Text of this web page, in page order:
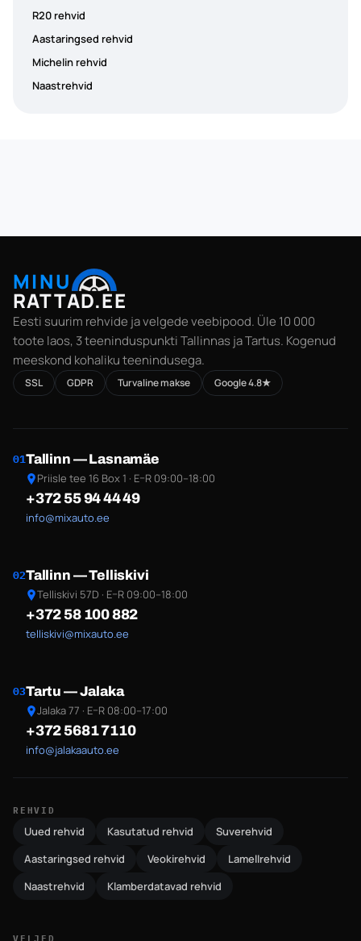
R20 rehvid
Aastaringsed rehvid
Michelin rehvid
Naastrehvid
MINU
RATTAD.EE
Eesti suurim rehvide ja velgede veebipood. Üle 10 000
toote laos, 3 teeninduspunkti Tallinnas ja Tartus. Kogenud
meeskond kohaliku teenindusega.
SSL GDPR Turvaline makse Google 4.8★
01Tallinn — Lasnamäe
Priisle tee 16 Box 1 · E–R 09:00–18:00
+372 55 94 44 49
info@mixauto.ee
02Tallinn — Telliskivi
Telliskivi 57D · E–R 09:00–18:00
+372 58 100 882
telliskivi@mixauto.ee
03Tartu — Jalaka
Jalaka 77 · E–R 08:00–17:00
+372 5681 7110
info@jalakaauto.ee
REHVID
Uued rehvid Kasutatud rehvid
Suverehvid
Aastaringsed rehvid
Veokirehvid
Lamellrehvid
Naastrehvid
Klamberdatavad rehvid
VELJED